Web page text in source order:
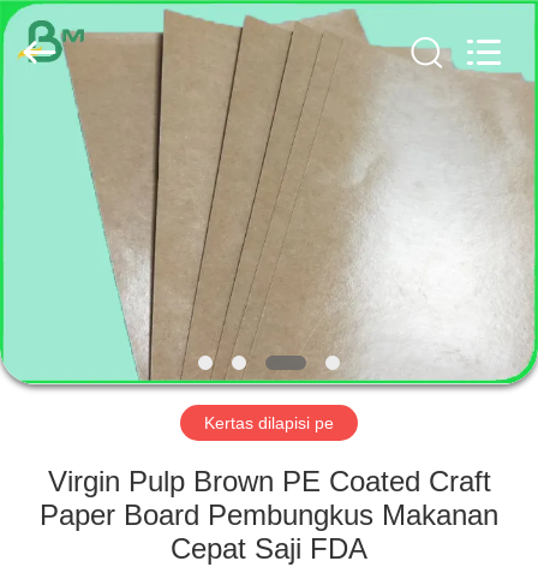
RUMAH
PRODUK
TENTANG
TUR
KONTROL
GUANGZHOU
BMPAPER
CO.,
LTD..
Kertas dilapisi pe
Virgin Pulp Brown PE Coated Craft
Paper Board Pembungkus Makanan
Cepat Saji FDA